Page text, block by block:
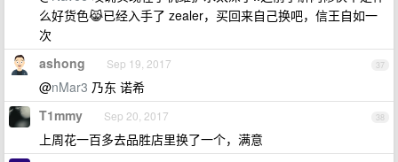
么好货色😹已经入手了 zealer，买回来自己换吧，信王自如一
次
37
ashong Sep 19, 2017
@nMar3 乃东 诺希
38
T1mmy Sep 20, 2017
上周花一百多去品胜店里换了一个，满意